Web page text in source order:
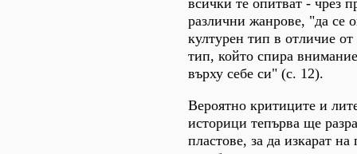
различни жанрове, "да се
културен тип в отличие
тип, който спира
върху себе си" (с. 12).
Вероятно критиците и
историци тепърва ще
пластове, за да изкарат